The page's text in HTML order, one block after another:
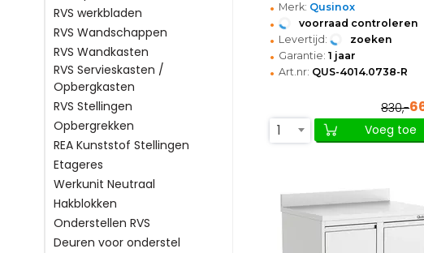
RVS werkbladen
RVS Wandschappen
RVS Wandkasten
RVS Servieskasten /
Opbergkasten
RVS Stellingen
Opbergrekken
REA Kunststof Stellingen
Etageres
Werkunit Neutraal
Hakblokken
Onderstellen RVS
Deuren voor onderstel
• Merk: Qusinox
• voorraad controleren
• Levertijd: zoeken
• Garantie: 1 jaar
• Art.nr: QUS-4014.0738-R
830,-
1
Voeg toe